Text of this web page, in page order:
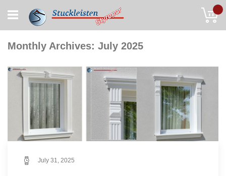
to
Content
Monthly Archives: July 2025
July 31, 2025